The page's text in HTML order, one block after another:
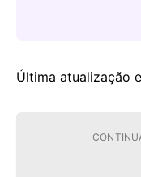
Última atualização